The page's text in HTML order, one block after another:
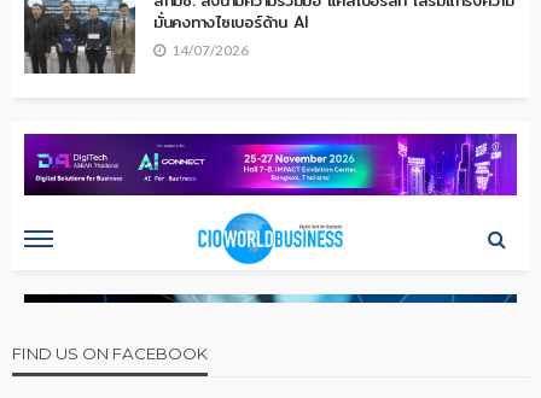
มั่นคงทางไซเบอร์ด้าน AI
14/07/2026
FIND US ON FACEBOOK